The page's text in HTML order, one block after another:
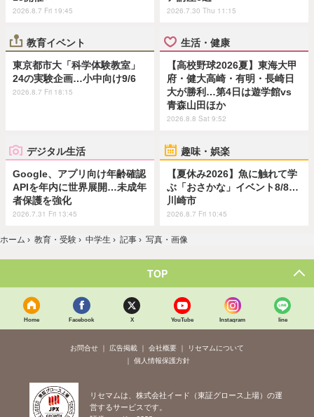
2026.8.7 Fri 19:45 2026.7.30 Thu 11:15
教育イベント
東京都市大「科学体験教室」
24の実験企画…小中向け9/6
2026.8.7 Fri 18:15
生活・健康
【高校野球2026夏】東海大甲
府・健大高崎・有明・長崎日
大が勝利…第4日は遊学館vs
青森山田ほか
2026.8.8 Sat 9:52
デジタル生活
Google、アプリ向け年齢確認
APIを年内に世界展開…未成年
者保護を強化
2026.7.31 Fri 13:45
趣味・娯楽
【夏休み2026】魚に触れて学
ぶ「おさかな」イベント8/8…
川崎市
2026.8.7 Fri 10:45
ホーム › 教育・受験 › 中学生 › 記事 › 写真・画像
TOP
Home Facebook X YouTube Instagram line
お問合せ 広告掲載 会社概要
リセマムについて
個人情報保護方針
リセマムは、株式会社イード（東証グロース上場）の運
営するサービスです。